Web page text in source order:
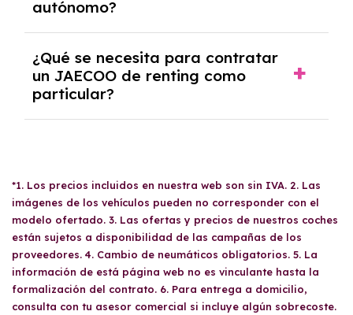
cantidad de kilómetros recorridos y el coste
del mercado actual.
autónomo?
autónomos, justificante de ingresos y, en
algunos casos, un informe fiscal y un pago
inicial.
¿Qué se necesita para contratar
un JAECOO de renting como
particular?
*1. Los precios incluidos en nuestra web son sin IVA. 2. Las
imágenes de los vehículos pueden no corresponder con el
modelo ofertado. 3. Las ofertas y precios de nuestros coches
están sujetos a disponibilidad de las campañas de los
proveedores. 4. Cambio de neumáticos obligatorios. 5. La
información de está página web no es vinculante hasta la
formalización del contrato. 6. Para entrega a domicilio,
consulta con tu asesor comercial si incluye algún sobrecoste.